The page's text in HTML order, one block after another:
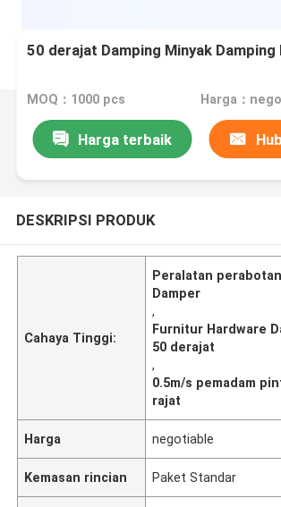
50 derajat Damping Minyak Damping
MOQ：1000 pcs Harga：
Harga terbaik
DESKRIPSI PRODUK
Cahaya Tinggi:
Peralatan
Damper
,
Furnitur Hardware
50 derajat
,
0.5m/s pemadam
rajat
Harga negotiable
Kemasan rincian Paket Standar